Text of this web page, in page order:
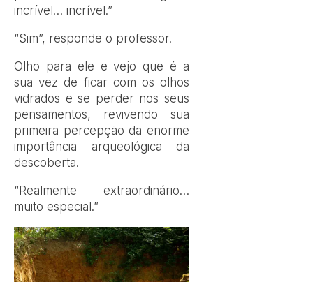
incrível… incrível.”
“Sim”, responde o professor.
Olho para ele e vejo que é a
sua vez de ficar com os olhos
vidrados e se perder nos seus
pensamentos, revivendo sua
primeira percepção da enorme
importância arqueológica da
descoberta.
“Realmente extraordinário…
muito especial.”